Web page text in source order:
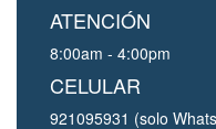
ATENCIÓN
8:00am - 4:00pm
CELULAR
921095931 (solo